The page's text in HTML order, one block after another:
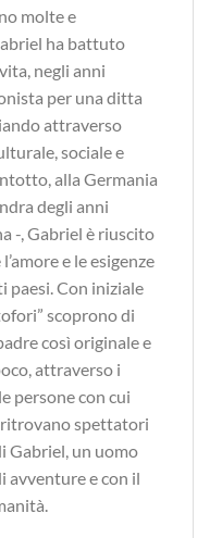
molte e
ha battuto
negli anni
per una ditta
attraverso
sociale e
alla Germania
degli anni
-, Gabriel è riuscito
e le esigenze
Con iniziale
scoprono di
così originale e
attraverso i
persone con cui
spettatori
Gabriel, un uomo
avventure e con il